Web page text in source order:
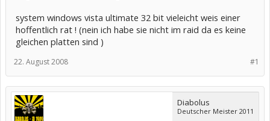
system windows vista ultimate 32 bit vieleicht weis einer
hoffentlich rat ! (nein ich habe sie nicht im raid da es keine
gleichen platten sind )
#1
22. August 2008
Diabolus
Deutscher Meister 2011